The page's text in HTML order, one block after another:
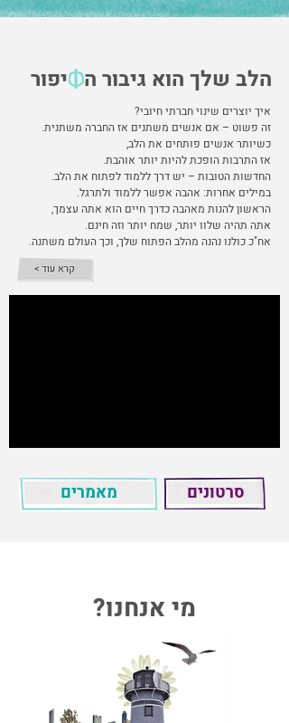
הלב שלך הוא גיבור ה יפור
איך יוצרים שינוי חברתי חיובי?
זה פשוט – אם אנשים משתנים אז החברה משתנית.
כשיותר אנשים פותחים את הלב,
אז התרבות הופכת להיות יותר אוהבת.
החדשות הטובות – יש דרך ללמוד לפתוח את הלב.
במילים אחרות: אהבה אפשר ללמוד ולתרגל.
הראשון להנות מאהבה כדרך חיים הוא אתה עצמך,
אתה תהיה שלוו יותר, שמח יותר וזה חינם.
אח"כ כולנו נהנה מהלב הפתוח שלך, וכך העולם משתנה.
מאמרים סרטונים
מי אנחנו?